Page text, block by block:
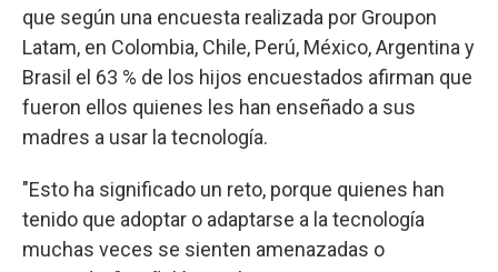
que según una encuesta realizada por Groupon
Latam, en Colombia, Chile, Perú, México, Argentina y
Brasil el 63 % de los hijos encuestados afirman que
fueron ellos quienes les han enseñado a sus
madres a usar la tecnología.
"Esto ha significado un reto, porque quienes han
tenido que adoptar o adaptarse a la tecnología
muchas veces se sienten amenazadas o